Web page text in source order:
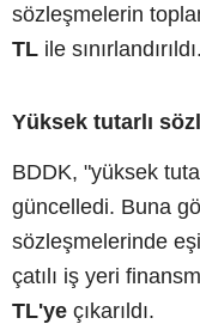
sözleşmelerin
TL ile sınırlandırıldı.
Yüksek tutarlı
BDDK, "yüksek
güncelledi. Buna
sözleşmelerinde
çatılı iş yeri
TL'ye çıkarıldı.